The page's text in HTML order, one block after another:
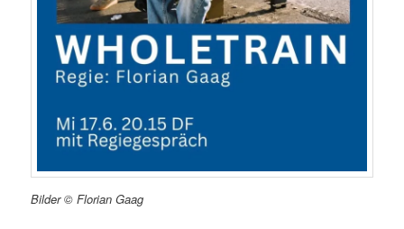
Bilder © Florian Gaag